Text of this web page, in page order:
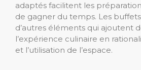
adaptés facilitent les
de gagner du temps. Les
d’autres éléments qui ajoutent
l’expérience culinaire en
et l’utilisation de l’espace.